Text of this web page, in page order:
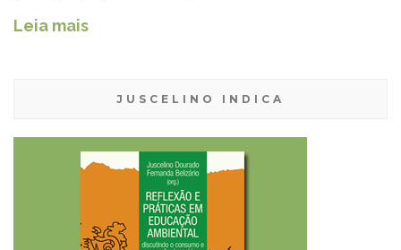
Leia mais
JUSCELINO INDICA